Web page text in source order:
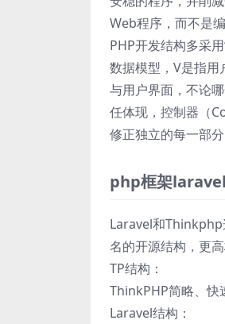
Web程序，而不是
PHP开发结构多采
数据模型，V是指
与用户界面，不论
任体现，控制器（
修正独立的每一部
php框架
Laravel和
名的开源结构，更
TP结构：
ThinkPHP简略、快
Laravel结构：